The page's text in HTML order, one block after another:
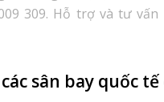
309. Hỗ trợ và tư
sân bay quốc tế